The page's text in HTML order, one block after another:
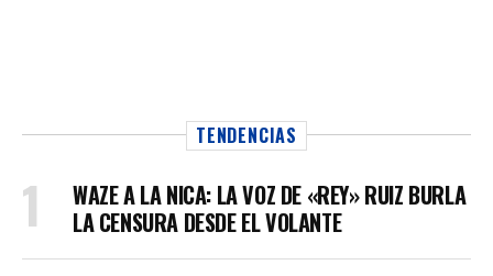
TENDENCIAS
WAZE A LA NICA: LA VOZ DE «REY» RUIZ BURLA
LA CENSURA DESDE EL VOLANTE